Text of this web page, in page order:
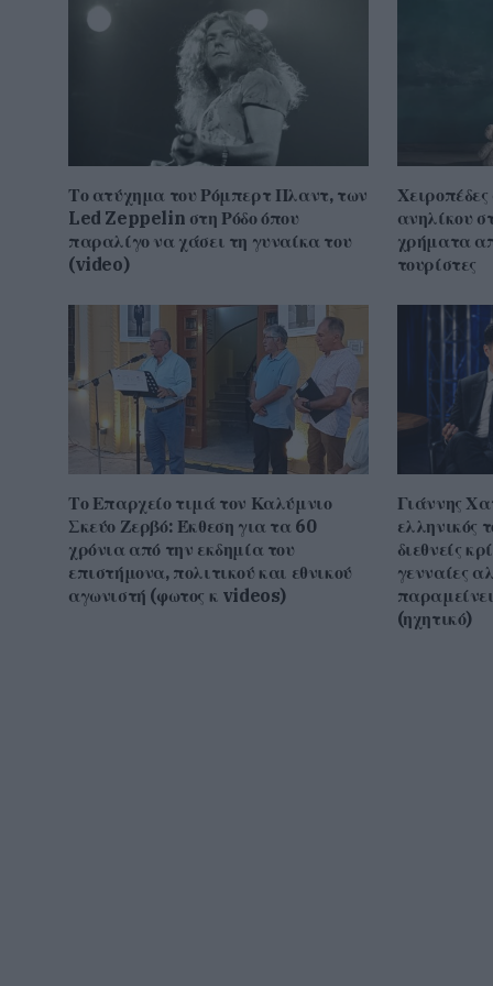
Το ατύχημα του Ρόμπερτ Πλαντ, των
Led Zeppelin στη Ρόδο όπου
παραλίγο να χάσει τη γυναίκα του
(video)
ανηλίκου
χρήματα
τουρίστες
Το Επαρχείο τιμά τον Καλύμνιο
Σκεύο Ζερβό: Έκθεση για τα 60
χρόνια από την εκδημία του
επιστήμονα, πολιτικού και εθνικού
αγωνιστή (φωτος κ videos)
Γιάννης
ελληνικός
διεθνείς
γενναίες
(ηχητικό)